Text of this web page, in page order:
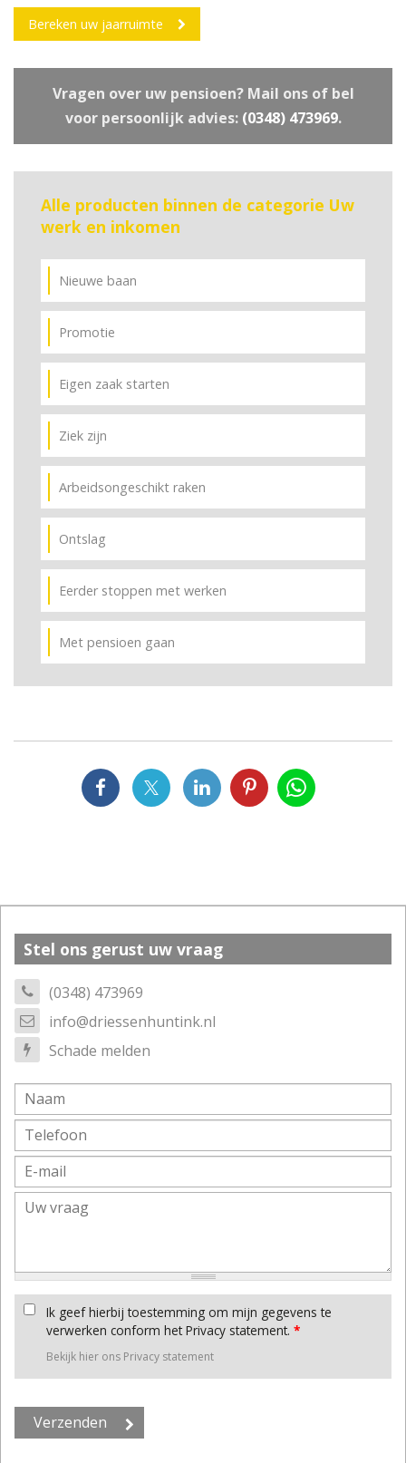
Bereken uw jaarruimte
Vragen over uw pensioen? Mail ons of bel
voor persoonlijk advies: (0348) 473969.
Alle producten binnen de categorie Uw
werk en inkomen
Nieuwe baan
Promotie
Eigen zaak starten
Ziek zijn
Arbeidsongeschikt raken
Ontslag
Eerder stoppen met werken
Met pensioen gaan
Stel ons gerust uw vraag
(0348) 473969
info@driessenhuntink.nl
Schade melden
Ik geef hierbij toestemming om mijn gegevens te
verwerken conform het Privacy statement. *
Bekijk hier ons Privacy statement